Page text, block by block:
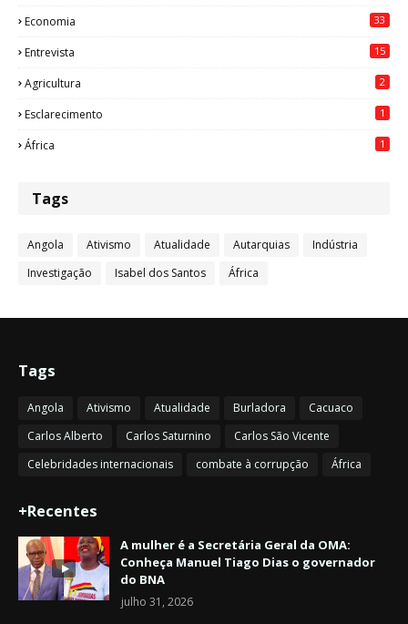
Economia 33
Entrevista 15
Agricultura 2
Esclarecimento 1
África 1
Tags
Angola Ativismo Atualidade Autarquias
Indústria
Investigação
Isabel dos Santos África
Tags
Angola Ativismo Atualidade Burladora
Cacuaco
Carlos Alberto
Carlos Saturnino
Carlos São Vicente
Celebridades internacionais
combate à corrupção África
+Recentes
A mulher é a Secretária Geral da OMA:
Conheça Manuel Tiago Dias o governador
do BNA
julho 31, 2026